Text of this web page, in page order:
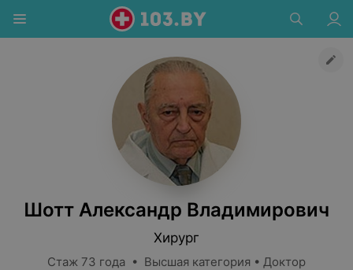
Шотт Александр Владимирович
Хирург
Стаж 73 года • Высшая категория • Доктор